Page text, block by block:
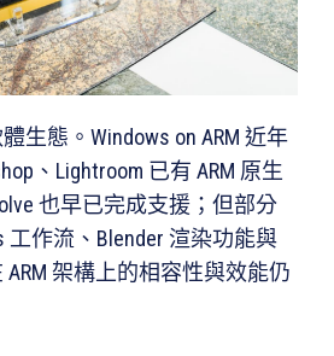
生態。Windows on ARM 近年
、Lightroom 已有 ARM 原生
也早已完成支援；但部分
工作流、Blender 渲染功能與
架構上的相容性與效能仍